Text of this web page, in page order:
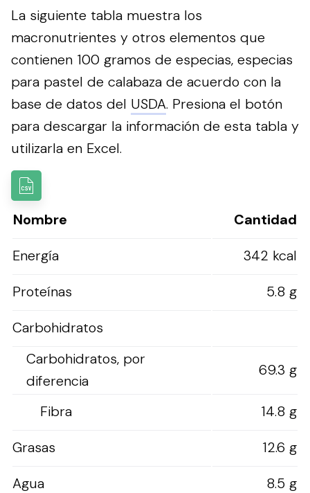
La siguiente tabla muestra los
macronutrientes y otros elementos que
contienen 100 gramos de especias, especias
para pastel de calabaza de acuerdo con la
base de datos del USDA. Presiona el botón
para descargar la información de esta tabla y
utilizarla en Excel.
Nombre
Cantidad
Energía
342 kcal
Proteínas
5.8 g
Carbohidratos
Carbohidratos, por
diferencia
69.3 g
Fibra
14.8 g
Grasas
12.6 g
Agua
8.5 g